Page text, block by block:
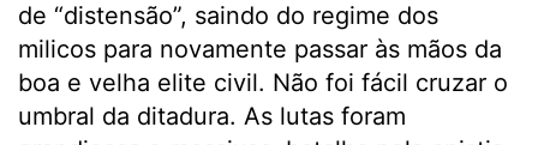
de “distensão”, saindo do regime dos
milicos para novamente passar às mãos da
boa e velha elite civil. Não foi fácil cruzar o
umbral da ditadura. As lutas foram